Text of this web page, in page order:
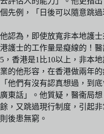
個先例，「日後可以隨意跳過
他認為，即使放寬非本地護
港護士的工作量是癡線的！
5，香港是1比10以上，非本
業的他形容，在香港做兩年
「他們有沒有認真想過，到
廣東話」。他質疑，醫衞局
餘，又跳過現行制度，引起
則後患無窮。